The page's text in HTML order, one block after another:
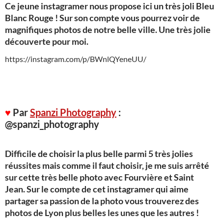
Ce jeune instagramer nous propose ici un très joli Bleu
Blanc Rouge ! Sur son compte vous pourrez voir de
magnifiques photos de notre belle ville. Une très jolie
découverte pour moi.
https://instagram.com/p/BWnlQYeneUU/
♥ ParSpanzi Photography :
@spanzi_photography
Difficile de choisir la plus belle parmi 5 très jolies
réussites mais comme il faut choisir, je me suis arrêté
sur cette très belle photo avec Fourvière et Saint
Jean. Sur le compte de cet instagramer qui aime
partager sa passion de la photo vous trouverez des
photos de Lyon plus belles les unes que les autres !